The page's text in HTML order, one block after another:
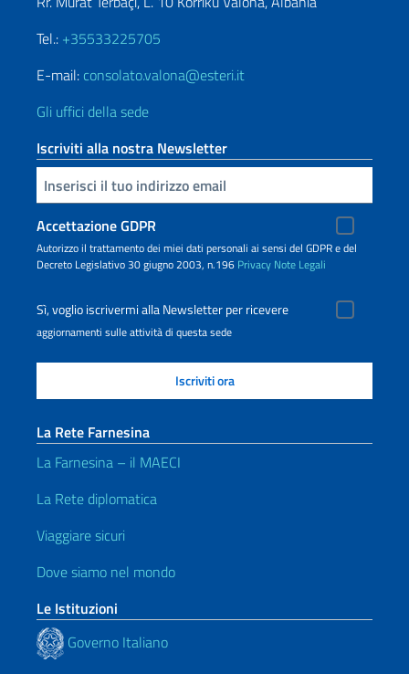
Tel.: +35533225705
E-mail: consolato.valona@esteri.it
Gli uffici della sede
Iscriviti alla nostra Newsletter
Inserisci la tua email
Accettazione GDPR
Autorizzo il trattamento dei miei dati personali ai sensi del GDPR e del
Decreto Legislativo 30 giugno 2003, n.196 Privacy Note Legali
Sì, voglio iscrivermi alla Newsletter per ricevere
aggiornamenti sulle attività di questa sede
La Rete Farnesina
La Farnesina – il MAECI
La Rete diplomatica
Viaggiare sicuri
Dove siamo nel mondo
Le Istituzioni
Governo Italiano